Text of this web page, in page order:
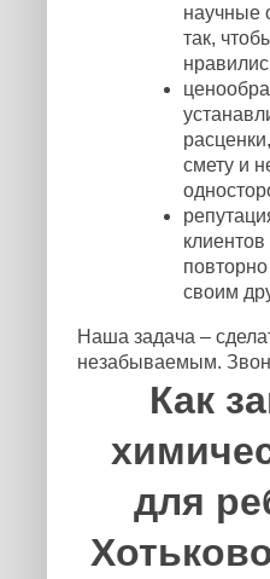
научные
так,
смету и
своим
Наша задача –
незабываемым.
Как
для